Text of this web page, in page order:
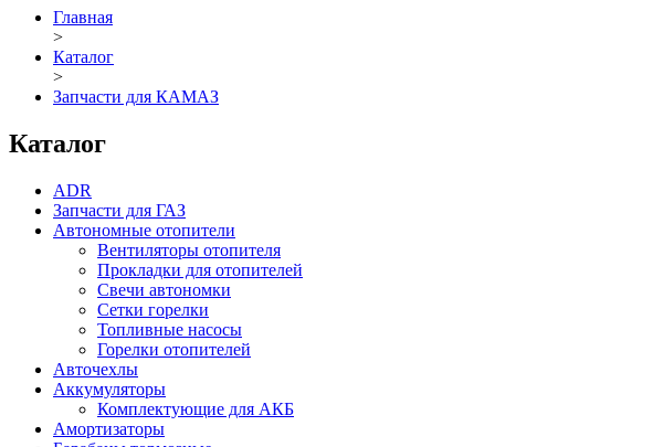
Главная
>
Каталог
>
Запчасти для КАМАЗ
Каталог
ADR
Запчасти для ГАЗ
Автономные отопители
Вентиляторы отопителя
Прокладки для отопителей
Свечи автономки
Сетки горелки
Топливные насосы
Горелки отопителей
Авточехлы
Аккумуляторы
Комплектующие для АКБ
Амортизаторы